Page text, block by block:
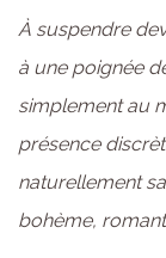
À suspendre
à une poignée
simplement au
présence
naturellement
bohème,